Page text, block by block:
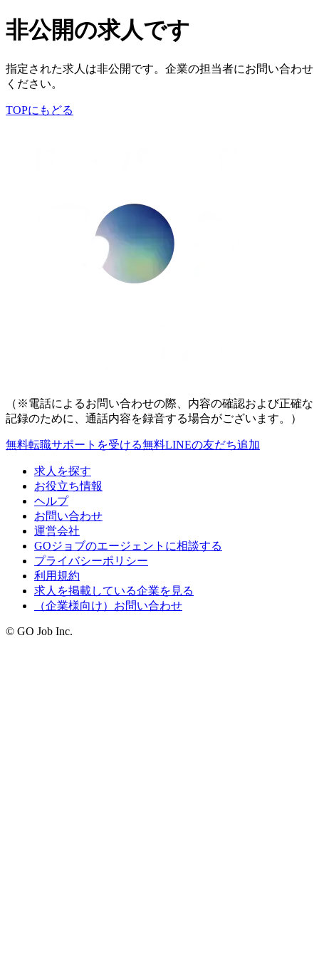
非公開の求人です
指定された求人は非公開です。企業の担当者にお問い合わせ
ください。
TOPにもどる
（※電話によるお問い合わせの際、内容の確認および正確な
記録のために、通話内容を録音する場合がございます。）
無料転職サポートを受ける無料LINEの友だち追加
求人を探す
お役立ち情報
ヘルプ
お問い合わせ
運営会社
GOジョブのエージェントに相談する
プライバシーポリシー
利用規約
求人を掲載している企業を見る
（企業様向け）お問い合わせ
© GO Job Inc.